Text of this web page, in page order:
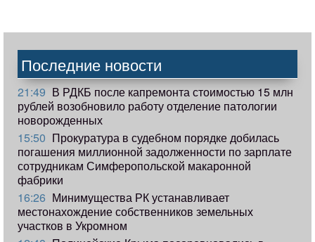
Последние новости
21:49 В РДКБ после капремонта стоимостью 15 млн
рублей возобновило работу отделение патологии
новорожденных
15:50 Прокуратура в судебном порядке добилась
погашения миллионной задолженности по зарплате
сотрудникам Симферопольской макаронной
фабрики
16:26 Минимущества РК устанавливает
местонахождение собственников земельных
участков в Укромном